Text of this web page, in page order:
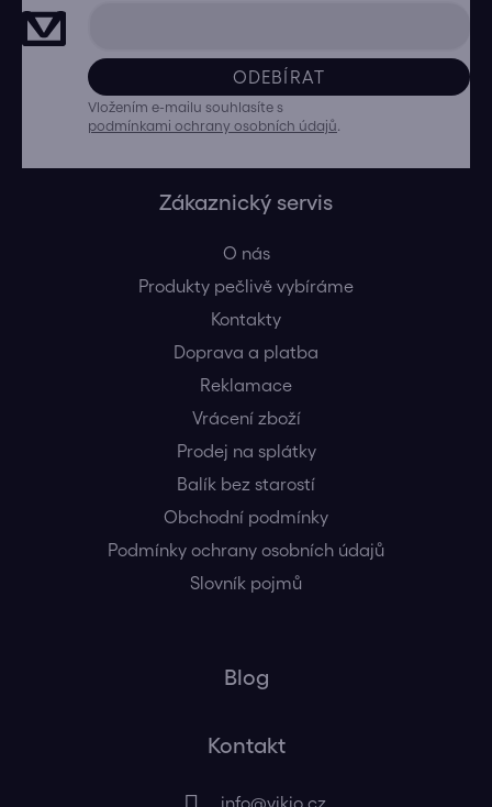
ODEBÍRAT
Vložením e-mailu souhlasíte s
podmínkami ochrany osobních údajů.
Zákaznický servis
O nás
Produkty pečlivě vybíráme
Kontakty
Doprava a platba
Reklamace
Vrácení zboží
Prodej na splátky
Balík bez starostí
Obchodní podmínky
Podmínky ochrany osobních údajů
Slovník pojmů
Blog
Kontakt
info@vikio.cz